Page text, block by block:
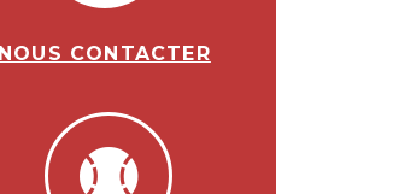
NOUS CONTACTER